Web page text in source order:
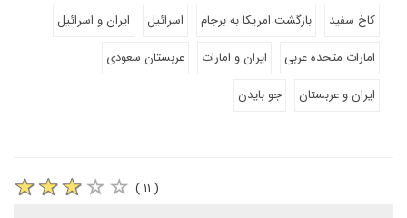
کاخ سفید
بازگشت امریکا به برجام اسرائیل
ایران و اسرائیل
امارات متحده عربی
ایران و امارات
عربستان سعودی
ایران و عربستان
جو بایدن
( ۱۱ )